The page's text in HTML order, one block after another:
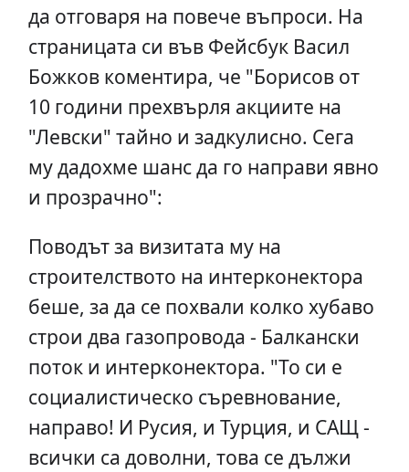
да отговаря на повече въпроси. На
страницата си във Фейсбук Васил
Божков коментира, че "Борисов от
10 години прехвърля акциите на
"Левски" тайно и задкулисно. Сега
му дадохме шанс да го направи явно
и прозрачно":
Поводът за визитата му на
строителството на интерконектора
беше, за да се похвали колко хубаво
строи два газопровода - Балкански
поток и интерконектора. "То си е
социалистическо съревнование,
направо! И Русия, и Турция, и САЩ -
всички са доволни, това се дължи